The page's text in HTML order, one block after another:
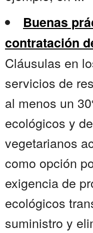
Buenas
contratación
Cláusulas en
servicios de
al menos un
ecológicos y
vegetarianos
como opción
exigencia de
ecológicos
suministro y